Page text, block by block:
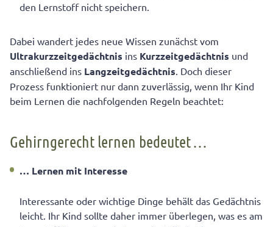
den Lernstoff nicht speichern.
Dabei wandert jedes neue Wissen zunächst vom
Ultrakurzzeitgedächtnis ins Kurzzeitgedächtnis und
anschließend ins Langzeitgedächtnis. Doch dieser
Prozess funktioniert nur dann zuverlässig, wenn Ihr Kind
beim Lernen die nachfolgenden Regeln beachtet:
Gehirngerecht lernen bedeutet …
… Lernen mit Interesse
Interessante oder wichtige Dinge behält das Gedächtnis
leicht. Ihr Kind sollte daher immer überlegen, was es am